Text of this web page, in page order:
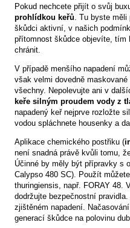
Pokud nechcete přijít o svůj
prohlídkou keřů . Tu byste
škůdci aktivní, v našich
přítomnost škůdce objevíte, tím
chránit.
V případě menšího napadení
však velmi dovedně
všechny. Nepolevujte ani v
keře silným proudem vody z
napadený keř nejprve rozložte
vodou spláchnete housenky a
Aplikace chemického postřiku (
není snadná právě kvůli tomu,
Účinné by měly být přípravky s
Calypso 480 SC). Použít
thuringiensis, např. FORAY 48.
dodržujte bezpečnostní
zjištěném napadení.
generací škůdce na polovinu